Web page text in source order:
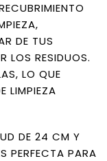
DE TUS
LOS RESIDUOS.
LO QUE
LIMPIEZA
DE 24 CM Y
PERFECTA PARA